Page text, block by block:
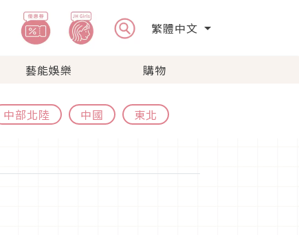
繁體中文
藝能娛樂 購物
中部北陸 中國 東北